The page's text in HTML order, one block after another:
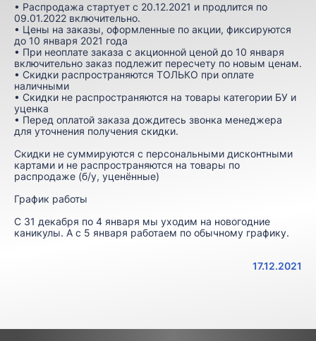
• Распродажа стартует с 20.12.2021 и продлится по
09.01.2022 включительно.
• Цены на заказы, оформленные по акции, фиксируются
до 10 января 2021 года
• При неоплате заказа с акционной ценой до 10 января
включительно заказ подлежит пересчету по новым ценам.
• Скидки распространяются ТОЛЬКО при оплате
наличными
• Скидки не распространяются на товары категории БУ и
уценка
• Перед оплатой заказа дождитесь звонка менеджера
для уточнения получения скидки.
Скидки не суммируются с персональными дисконтными
картами и не распространяются на товары по
распродаже (б/у, уценённые)
График работы
С 31 декабря по 4 января мы уходим на новогодние
каникулы. А с 5 января работаем по обычному графику.
17.12.2021